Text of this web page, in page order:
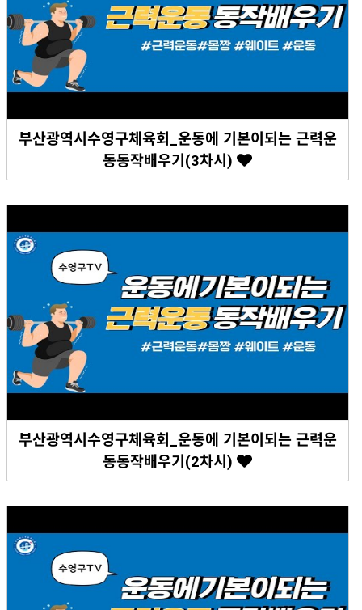
부산광역시수영구체육회_운동에 기본이되는 근력운
동동작배우기(3차시)
부산광역시수영구체육회_운동에 기본이되는 근력운
동동작배우기(2차시)